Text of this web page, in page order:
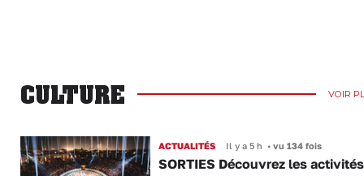
CULTURE VOIR
ACTUALITÉS Il y a 5 h •vu 134 fois
SORTIES Découvrez les activités